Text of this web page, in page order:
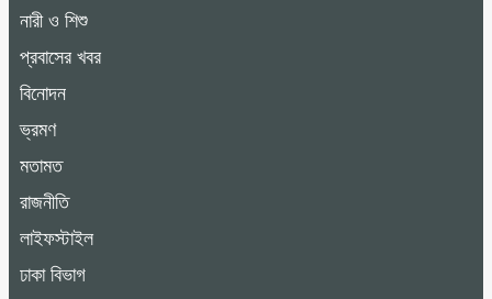
নারী ও শিশু
প্রবাসের খবর
বিনোদন
ভ্রমণ
মতামত
রাজনীতি
লাইফস্টাইল
ঢাকা বিভাগ